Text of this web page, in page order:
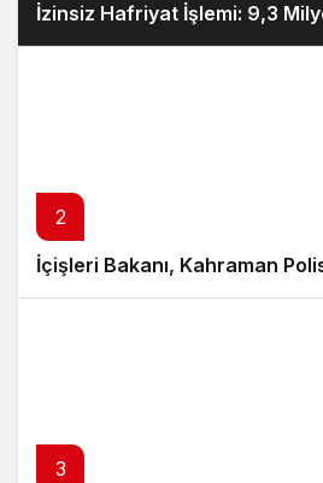
İzinsiz Hafriyat İşlemi: 9,3
2
İçişleri Bakanı, Kahraman
3